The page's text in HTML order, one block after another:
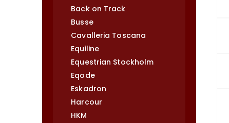
Back on Track
Busse
Cavalleria Toscana
Equiline
Equestrian Stockholm
Eqode
Eskadron
Harcour
HKM